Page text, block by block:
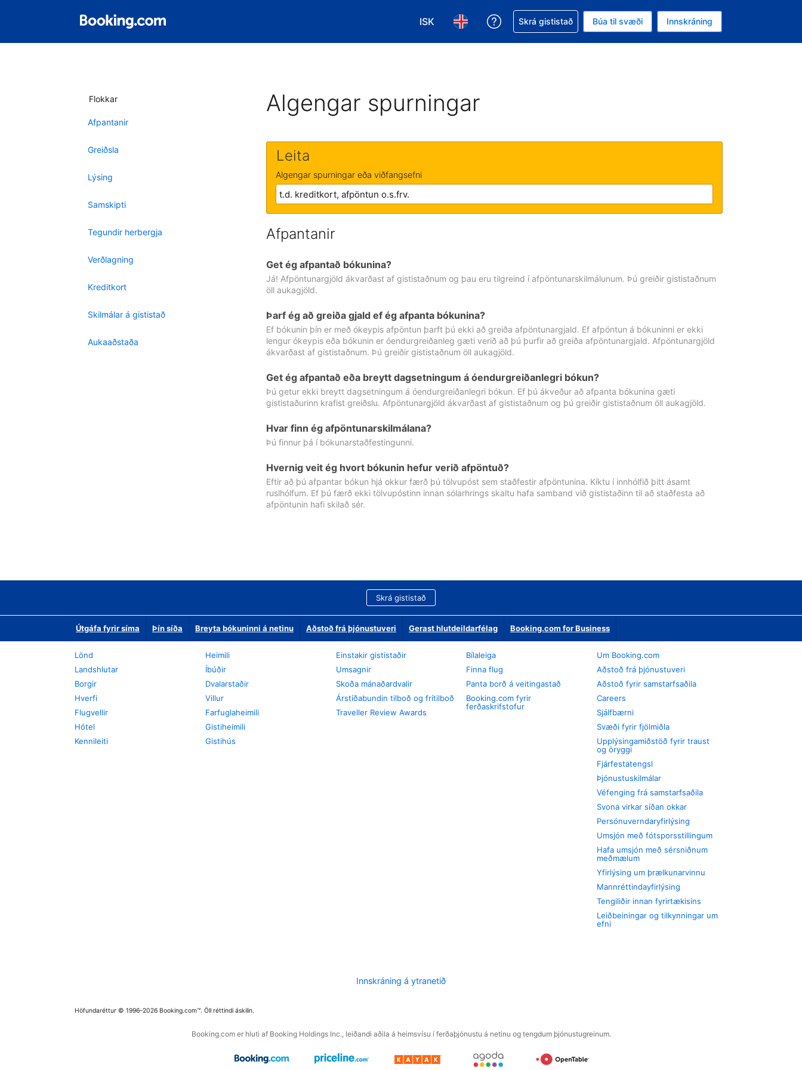
ISK
Veldu gjaldmiðil. Í augnablikinu er gjaldmiðillinn Íslensk króna
Veldu þitt tungumál. Í augnablikinu er tungumál þitt Íslensku
Fá aðstoð við bókunina
Skrá gististað Búa til svæði Innskráning
Flokkar
Afpantanir
Greiðsla
Lýsing
Samskipti
Tegundir herbergja
Verðlagning
Kreditkort
Skilmálar á gististað
Aukaaðstaða
Algengar spurningar
Leita
Algengar spurningar eða viðfangsefni
Afpantanir
Get ég afpantað bókunina?
Já! Afpöntunargjöld ákvarðast af gististaðnum og þau eru tilgreind í afpöntunarskilmálunum. Þú greiðir gististaðnum
öll aukagjöld.
Þarf ég að greiða gjald ef ég afpanta bókunina?
Ef bókunin þín er með ókeypis afpöntun þarft þú ekki að greiða afpöntunargjald. Ef afpöntun á bókuninni er ekki
lengur ókeypis eða bókunin er óendurgreiðanleg gæti verið að þú þurfir að greiða afpöntunargjald. Afpöntunargjöld
ákvarðast af gististaðnum. Þú greiðir gististaðnum öll aukagjöld.
Get ég afpantað eða breytt dagsetningum á óendurgreiðanlegri bókun?
Þú getur ekki breytt dagsetningum á óendurgreiðanlegri bókun. Ef þú ákveður að afpanta bókunina gæti
gististaðurinn krafist greiðslu. Afpöntunargjöld ákvarðast af gististaðnum og þú greiðir gististaðnum öll aukagjöld.
Hvar finn ég afpöntunarskilmálana?
Þú finnur þá í bókunarstaðfestingunni.
Hvernig veit ég hvort bókunin hefur verið afpöntuð?
Eftir að þú afpantar bókun hjá okkur færð þú tölvupóst sem staðfestir afpöntunina. Kíktu í innhólfið þitt ásamt
ruslhólfum. Ef þú færð ekki tölvupóstinn innan sólarhrings skaltu hafa samband við gististaðinn til að staðfesta að
afpöntunin hafi skilað sér.
Skrá gististað
Útgáfa fyrir síma Þín síða Breyta bókuninni á netinu Aðstoð frá þjónustuveri Gerast hlutdeildarfélag Booking.com for Business
Lönd
Landshlutar
Borgir
Hverfi
Flugvellir
Hótel
Kennileiti
Heimili
Íbúðir
Dvalarstaðir
Villur
Farfuglaheimili
Gistiheimili
Gistihús
Einstakir gististaðir
Umsagnir
Skoða mánaðardvalir
Árstíðabundin tilboð og frítilboð
Traveller Review Awards
Bílaleiga
Finna flug
Panta borð á veitingastað
Booking.com fyrir
ferðaskrifstofur
Um Booking.com
Aðstoð frá þjónustuveri
Aðstoð fyrir samstarfsaðila
Careers
Sjálfbærni
Svæði fyrir fjölmiðla
Upplýsingamiðstöð fyrir traust
og öryggi
Fjárfestatengsl
Þjónustuskilmálar
Véfenging frá samstarfsaðila
Svona virkar síðan okkar
Persónuverndaryfirlýsing
Umsjón með fótsporsstillingum
Hafa umsjón með sérsniðnum
meðmælum
Yfirlýsing um þrælkunarvinnu
Mannréttindayfirlýsing
Tengiliðir innan fyrirtækisins
Leiðbeiningar og tilkynningar um
efni
Innskráning á ytranetið
Höfundaréttur © 1996–2026 Booking.com™. Öll réttindi áskilin.
Booking.com er hluti af Booking Holdings Inc., leiðandi aðila á heimsvísu í ferðaþjónustu á netinu og tengdum þjónustugreinum.